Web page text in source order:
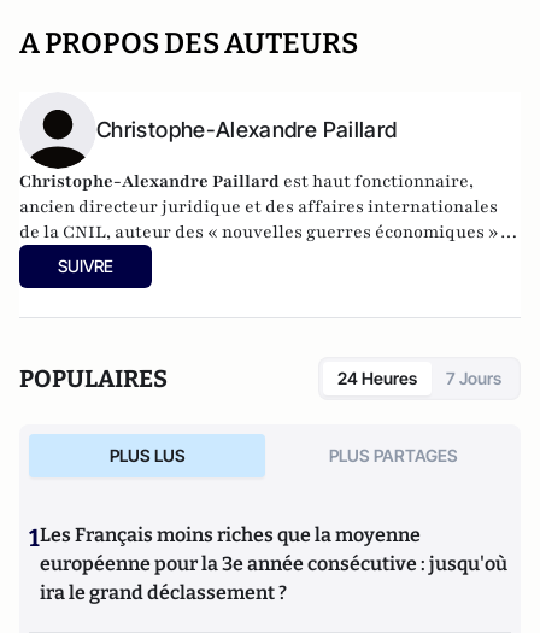
A PROPOS DES AUTEURS
Christophe-Alexandre Paillard
Christophe-Alexandre Paillard est haut fonctionnaire,
ancien directeur juridique et des affaires internationales
de la CNIL, auteur des « nouvelles guerres économiques »,
enseignant en macroéconomie et en géopolitique (M.
Paillard s’exprime à titre personnel et non au titre de ses
SUIVRE
POPULAIRES 24 Heures 7 Jours
PLUS LUS PLUS PARTAGES
1Les Français moins riches que la moyenne
européenne pour la 3e année consécutive : jusqu'où
ira le grand déclassement ?